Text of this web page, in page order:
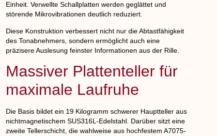
Einheit. Verwellte Schallplatten werden geglättet und
störende Mikrovibrationen deutlich reduziert.
Diese Konstruktion verbessert nicht nur die Abtastfähigkeit
des Tonabnehmers, sondern ermöglicht auch eine
präzisere Auslesung feinster Informationen aus der Rille.
Massiver Plattenteller für
maximale Laufruhe
Die Basis bildet ein 19 Kilogramm schwerer Hauptteller aus
nichtmagnetischem SUS316L-Edelstahl. Darüber sitzt eine
zweite Tellerschicht, die wahlweise aus hochfestem A7075-